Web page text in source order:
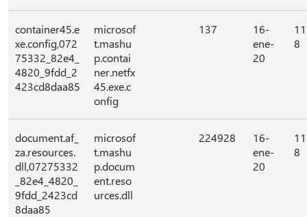
container45.e
xe.config,072
75332_82e4_
4820_9fdd_2
423cd8daa85
microsof
t.mashu
p.contai
ner.netfx
45.exe.c
onfig
137
16-
ene-
20
8
document.af_
za.resources.
dll,07275332
_82e4_4820_
9fdd_2423cd
8daa85
microsof
t.mashu
p.docum
ent.reso
urces.dll
224928
16-
ene-
20
8